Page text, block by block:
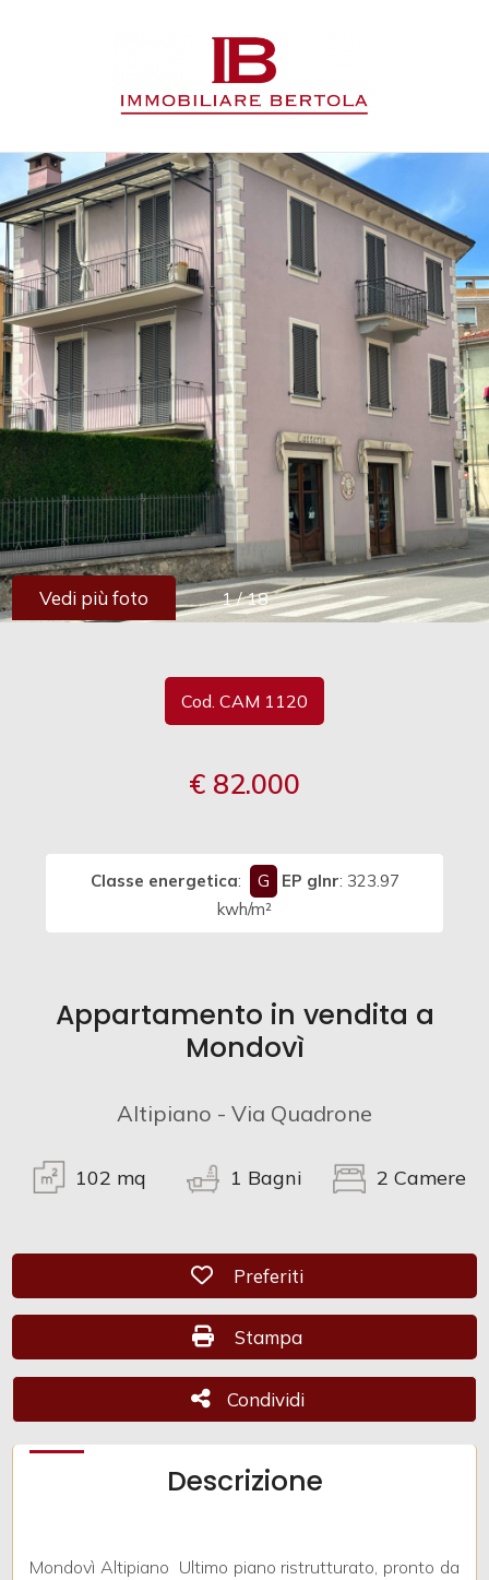
1 / 18
Vedi più foto
Cod. CAM 1120
€ 82.000
Classe energetica: G EP glnr: 323.97
kwh/m²
Appartamento in vendita a
Mondovì
Altipiano - Via Quadrone
102 mq 1 Bagni 2 Camere
Preferiti: Cod. CAM 1120
Preferiti
Stampa: Cod. CAM 1120
Stampa
Condividi
Condividi
Descrizione
Mondovì Altipiano  Ultimo piano ristrutturato, pronto da
IMMOBILI
SERVIZI
CONTATTI
Contratto
Qualsiasi
Vendita
Affitto
Scegli
dove
cercare
Provincia
Comune
Commerciali
Terreni
Totale